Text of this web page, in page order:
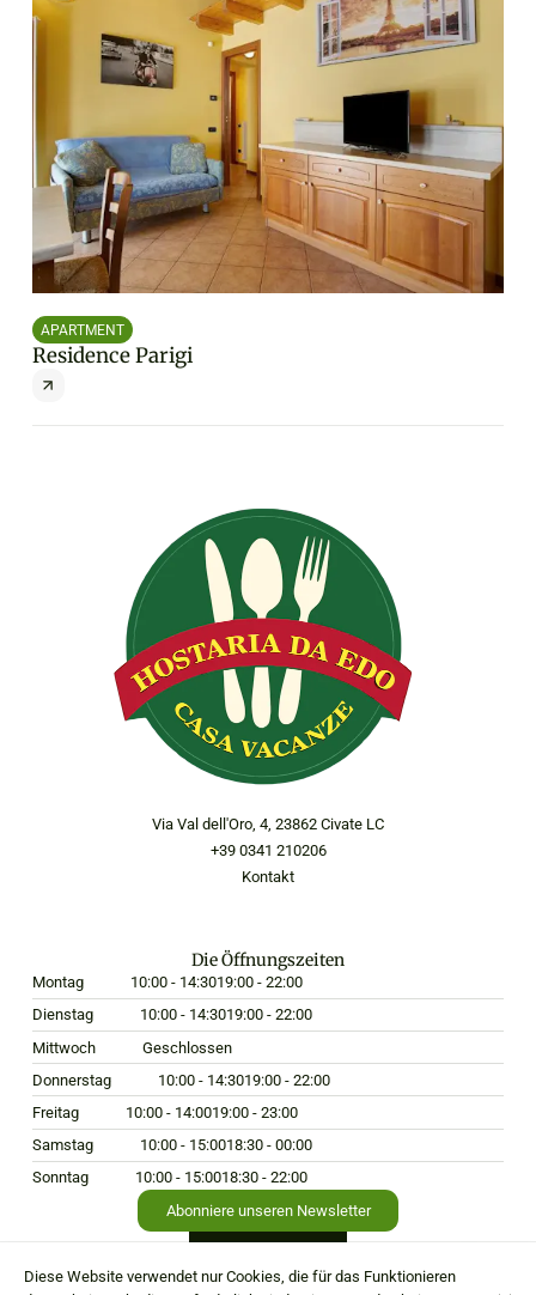
APARTMENT
Residence Parigi
Via Val dell'Oro, 4, 23862 Civate LC
+39 0341 210206
Kontakt
Die Öffnungszeiten
Montag 10:00 - 14:3019:00 - 22:00
Dienstag
10:00 - 14:3019:00 - 22:00
Mittwoch
Geschlossen
Donnerstag
10:00 - 14:3019:00 - 22:00
Freitag
10:00 - 14:0019:00 - 23:00
Samstag
10:00 - 15:0018:30 - 00:00
Sonntag
10:00 - 15:0018:30 - 22:00
Abonniere unseren Newsletter
Diese Website verwendet nur Cookies, die für das Funktionieren